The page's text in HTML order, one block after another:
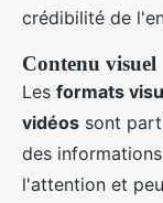
crédibilité de
Contenu visuel
Les formats
vidéos sont
des
l'attention et